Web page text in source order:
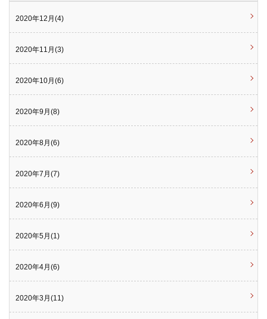
2020年12月(4)
2020年11月(3)
2020年10月(6)
2020年9月(8)
2020年8月(6)
2020年7月(7)
2020年6月(9)
2020年5月(1)
2020年4月(6)
2020年3月(11)